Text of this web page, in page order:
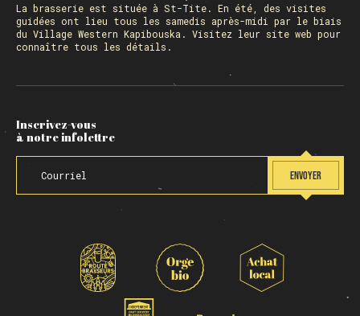
La brasserie est située à St-Tite. En été, des visites
guidées ont lieu tous les samedis après-midi par le biais
du Village Western Kapibouska. Visitez leur site web pour
connaître tous les détails.
Inscrivez-vous
à notre infolettre
ENVOYER